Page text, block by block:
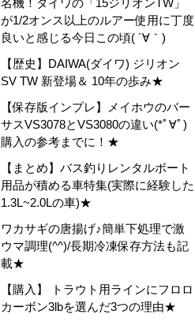
名機！ダイワの「15ジリオンTW」
が1/2オンス以上のルアー使用に丁度
良いと感じる今日この頃( ´∀｀)
【歴史】DAIWA(ダイワ) ジリオン
SV TW 新登場＆ 10年の歩み★
【保存版インプレ】メイホウのバー
サスVS3078とVS3080の違い(*ﾟ∀ﾟ)
購入の参考までに！★
【まとめ】バス釣りレンタルボート
用品が積める車特集(実際に経験した
1.3L~2.0Lの車)★
ワカサギの唐揚げ♪簡単下処理で激
ウマ調理(^^)/長期冷凍保存方法も記
載★
【購入】 トラウト用ラインにフロロ
カーボン3lbを選んだ3つの理由★